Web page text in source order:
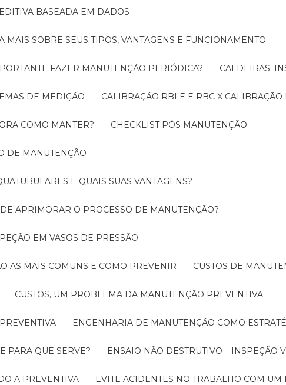
BASEADA EM DADOS
MAIS SOBRE SEUS TIPOS, VANTAGENS E FUNCIONAMENTO
FAZER MANUTENÇÃO PERIÓDICA? CALDEIRAS:
DE MEDIÇÃO CALIBRAÇÃO RBLE E RBC X
COMO MANTER? CHECKLIST PÓS MANUTENÇÃO
DE MANUTENÇÃO
E QUAIS SUAS VANTAGENS?
APRIMORAR O PROCESSO DE MANUTENÇÃO?
EM VASOS DE PRESSÃO
AS MAIS COMUNS E COMO PREVENIR CUSTOS DE
CUSTOS, UM PROBLEMA DA MANUTENÇÃO PREVENTIVA
ENGENHARIA DE MANUTENÇÃO COMO
PARA QUE SERVE? ENSAIO NÃO DESTRUTIVO –
A PREVENTIVA EVITE ACIDENTES NO TRABALHO COM